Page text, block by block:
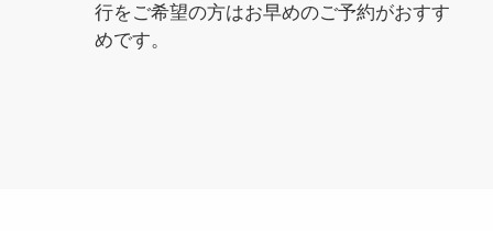
行をご希望の方はお早めのご予約がおすす
めです。